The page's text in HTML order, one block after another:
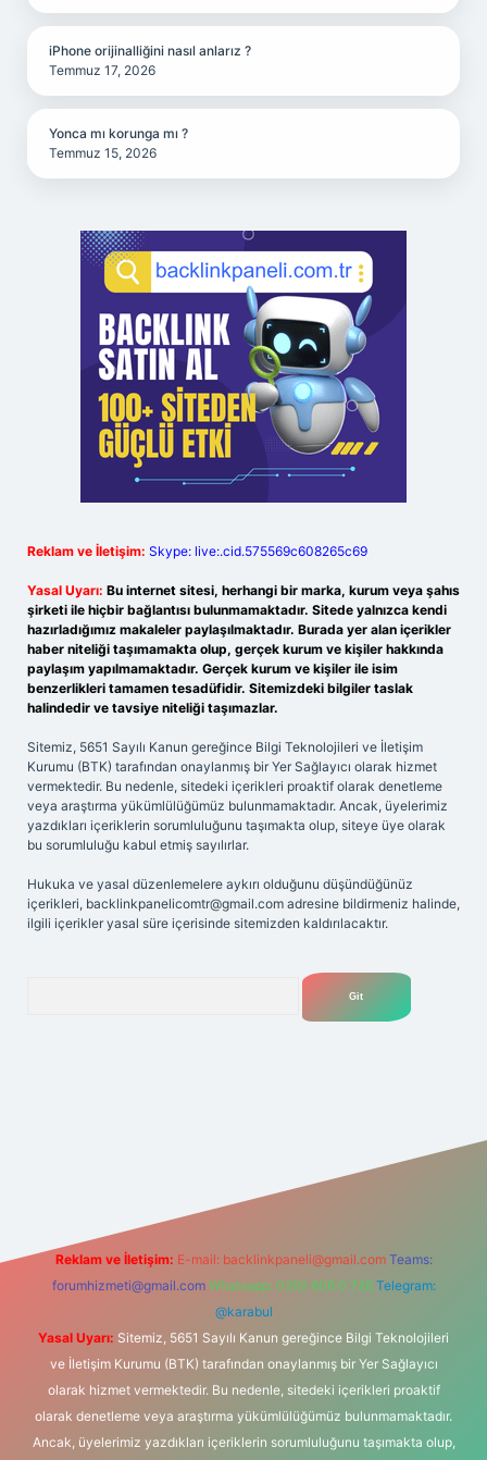
iPhone orijinalliğini nasıl anlarız ?
Temmuz 17, 2026
Yonca mı korunga mı ?
Temmuz 15, 2026
Reklam ve İletişim: Skype: live:.cid.575569c608265c69
Yasal Uyarı: Bu internet sitesi, herhangi bir marka, kurum veya şahıs
şirketi ile hiçbir bağlantısı bulunmamaktadır. Sitede yalnızca kendi
hazırladığımız makaleler paylaşılmaktadır. Burada yer alan içerikler
haber niteliği taşımamakta olup, gerçek kurum ve kişiler hakkında
paylaşım yapılmamaktadır. Gerçek kurum ve kişiler ile isim
benzerlikleri tamamen tesadüfidir. Sitemizdeki bilgiler taslak
halindedir ve tavsiye niteliği taşımazlar.
Sitemiz, 5651 Sayılı Kanun gereğince Bilgi Teknolojileri ve İletişim
Kurumu (BTK) tarafından onaylanmış bir Yer Sağlayıcı olarak hizmet
vermektedir. Bu nedenle, sitedeki içerikleri proaktif olarak denetleme
veya araştırma yükümlülüğümüz bulunmamaktadır. Ancak, üyelerimiz
yazdıkları içeriklerin sorumluluğunu taşımakta olup, siteye üye olarak
bu sorumluluğu kabul etmiş sayılırlar.
Hukuka ve yasal düzenlemelere aykırı olduğunu düşündüğünüz
içerikleri, backlinkpanelicomtr@gmail.com adresine bildirmeniz halinde,
ilgili içerikler yasal süre içerisinde sitemizden kaldırılacaktır.
Reklam ve İletişim: E-mail: backlinkpaneli@gmail.com Teams:
forumhizmeti@gmail.com Whatsapp: 0262 606 0 726 Telegram:
@karabul
Yasal Uyarı: Sitemiz, 5651 Sayılı Kanun gereğince Bilgi Teknolojileri
ve İletişim Kurumu (BTK) tarafından onaylanmış bir Yer Sağlayıcı
olarak hizmet vermektedir. Bu nedenle, sitedeki içerikleri proaktif
olarak denetleme veya araştırma yükümlülüğümüz bulunmamaktadır.
Ancak, üyelerimiz yazdıkları içeriklerin sorumluluğunu taşımakta olup,